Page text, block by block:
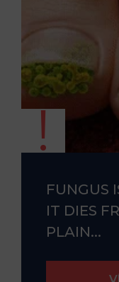
FUNGUS
IT DIES
PLAIN...